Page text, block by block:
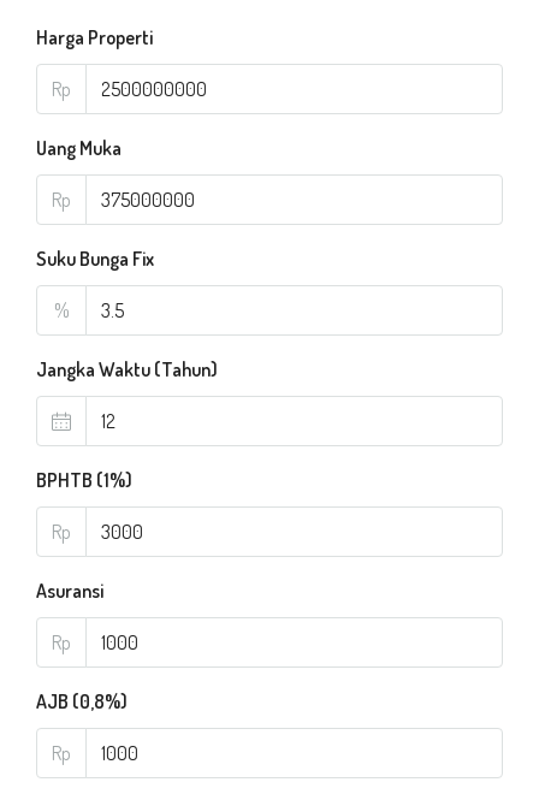
Harga Properti
Rp
Uang Muka
Rp
Suku Bunga Fix
%
Jangka Waktu (Tahun)
BPHTB (1%)
Rp
Asuransi
Rp
AJB (0,8%)
Rp